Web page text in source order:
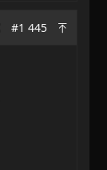
#1 445